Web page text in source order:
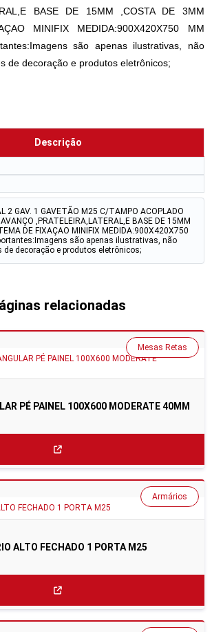
BASE DE 15MM ,COSTA DE 3MM
MINIFIX MEDIDA:900X420X750 MM
são apenas ilustrativas, não
de decoração e produtos eletrônicos;
Descrição
2 GAV. 1 GAVETÃO M25 C/TAMPO ACOPLADO
,PRATELEIRA,LATERAL,E BASE DE 15MM
DE FIXAÇAO MINIFIX MEDIDA:900X420X750
são apenas ilustrativas, não
decoração e produtos eletrônicos;
relacionadas
PÉ PAINEL 100X600 MODERATE 40MM
Mesas Retas
ALTO FECHADO 1 PORTA M25
Armários